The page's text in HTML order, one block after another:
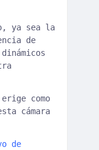
ya sea la
de
como
cámara
de